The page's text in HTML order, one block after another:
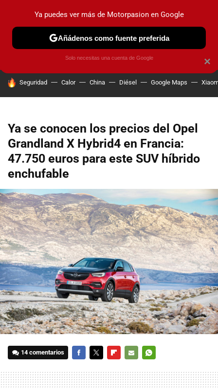
PRUEBAS COCHES ELÉCTRICOS OBSERVATORIO
HOY SE HABLA DE
Seguridad Calor China Diésel Google Maps
Ya se conocen los precios del Opel
Grandland X Hybrid4 en Francia:
47.750 euros para este SUV híbrido
enchufable
14 comentarios
MAIL
×
Ya puedes ver más de Motorpasion en Google
Añádenos como fuente preferida
Solo necesitas una cuenta de Google